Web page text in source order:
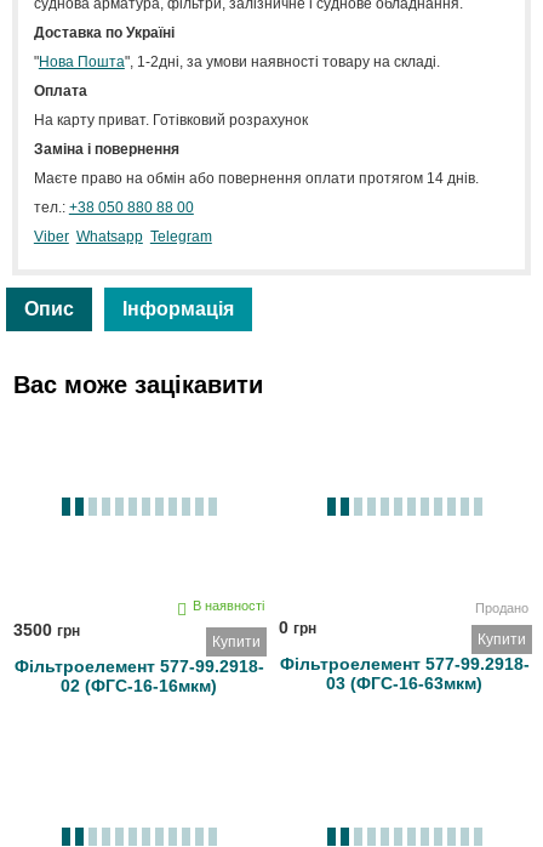
суднова арматура, фільтри, залізничне і суднове обладнання.
Доставка по Україні
"Нова Пошта", 1-2дні, за умови наявності товару на складі.
Оплата
На карту приват. Готівковий розрахунок
Заміна і повернення
Маєте право на обмін або повернення оплати протягом 14 днів.
тел.: +38 050 880 88 00
Viber Whatsapp Telegram
Опис Інформація
Вас може зацікавити
В наявності
3500 грн
Купити
Фільтроелемент 577-99.2918-
02 (ФГС-16-16мкм)
Продано
0 грн
Купити
Фільтроелемент 577-99.2918-
03 (ФГС-16-63мкм)